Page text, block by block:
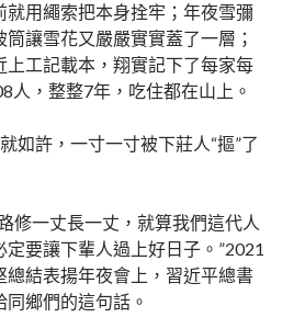
就用繩索把本身拴牢；年夜雪彌
讓雪花又嚴嚴實實蓋了一層；
上工記載本，翔實記下了每家每
，整整7年，吃住都在山上。
如許，一寸一寸被下莊人“摳”了
修一丈長一丈，就算我們這代人
要讓下輩人過上好日子。”2021
總結表揚年夜會上，習近平總書
鄉們的這句話。